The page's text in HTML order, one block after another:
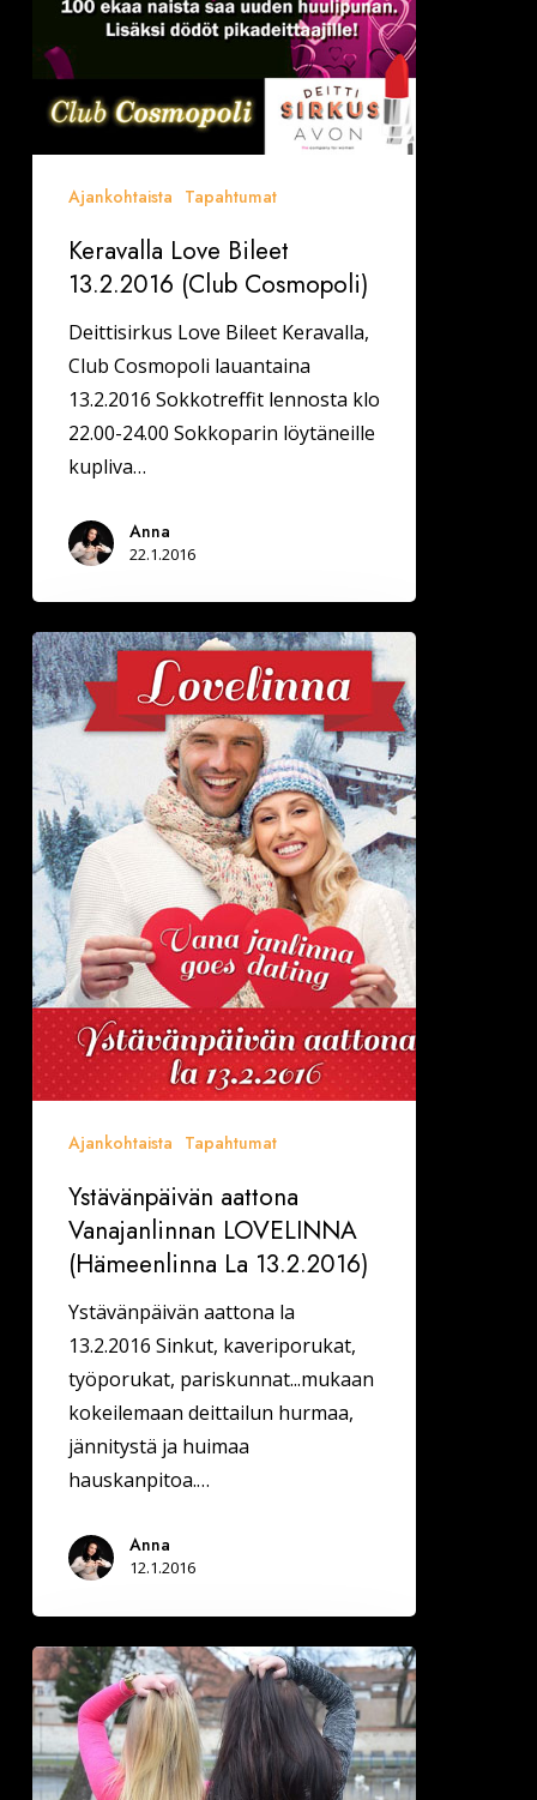
Ajankohtaista Tapahtumat
Keravalla Love Bileet
13.2.2016 (Club Cosmopoli)
Deittisirkus Love Bileet Keravalla,
Club Cosmopoli lauantaina
13.2.2016 Sokkotreffit lennosta klo
22.00-24.00 Sokkoparin löytäneille
kupliva…
Anna
22.1.2016
Ystävänpäivän
aattona
Vanajanlinnan
(Hämeenlinna
La
13.2.2016)
Ajankohtaista Tapahtumat
Ystävänpäivän aattona
Vanajanlinnan LOVELINNA
(Hämeenlinna La 13.2.2016)
Ystävänpäivän aattona la
13.2.2016 Sinkut, kaveriporukat,
työporukat, pariskunnat...mukaan
kokeilemaan deittailun hurmaa,
jännitystä ja huimaa
hauskanpitoa.…
Anna
12.1.2016
Hyvässä
ja
pahassa